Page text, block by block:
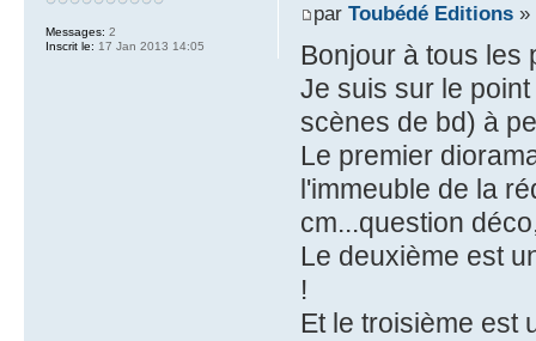
par Toubédé Editions»
Bonjour à tous les
Je suis sur le
scènes de bd) à
Le premier
l'immeuble de la
cm...question
Le deuxième est
!
Et le troisième est
Messages: 2
Inscrit le: 17 Jan 2013 14:05